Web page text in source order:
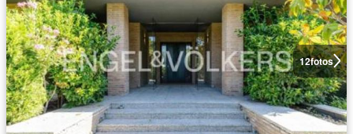
12fotos